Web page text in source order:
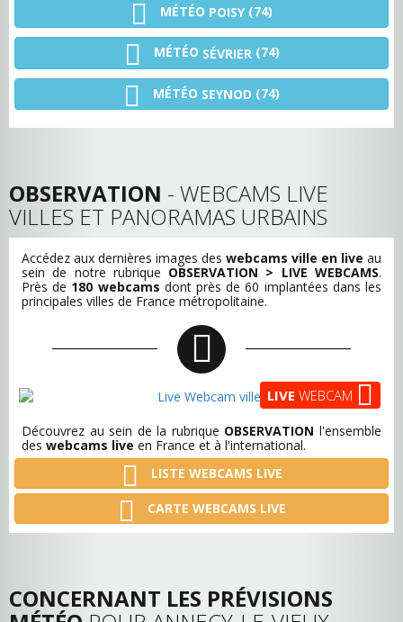
MÉTÉO POISY (74)
MÉTÉO SÉVRIER (74)
MÉTÉO SEYNOD (74)
OBSERVATION - WEBCAMS LIVE
VILLES ET PANORAMAS URBAINS
Accédez aux dernières images des webcams ville en live au
sein de notre rubrique OBSERVATION > LIVE WEBCAMS.
Près de 180 webcams dont près de 60 implantées dans les
principales villes de France métropolitaine.
LIVE WEBCAM
Découvrez au sein de la rubrique OBSERVATION l'ensemble
des webcams live en France et à l'international.
LISTE WEBCAMS LIVE
CARTE WEBCAMS LIVE
CONCERNANT LES PRÉVISIONS